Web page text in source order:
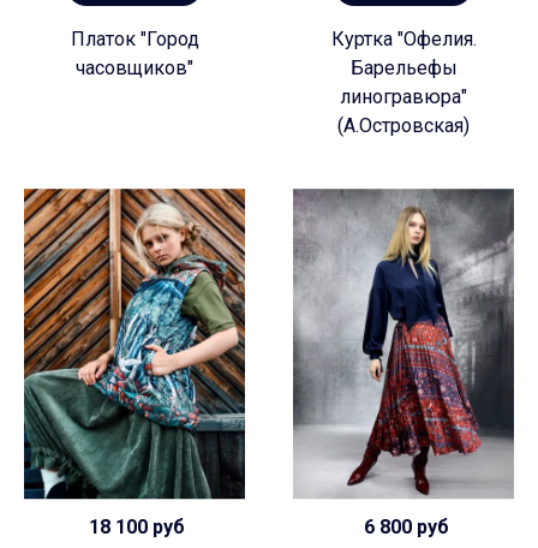
Платок "Город
часовщиков"
Куртка "Офелия.
Барельефы
линогравюра"
(А.Островская)
18 100 руб 6 800 руб